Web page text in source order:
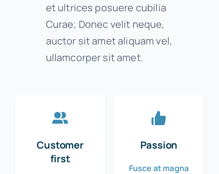
Customer
first
Passion
Fusce at magna
et ultrices posuere cubilia
Curae; Donec velit neque,
auctor sit amet aliquam vel,
ullamcorper sit amet.